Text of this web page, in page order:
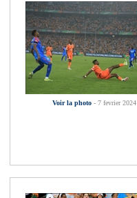
Voir la photo - 7 fevrier 2024